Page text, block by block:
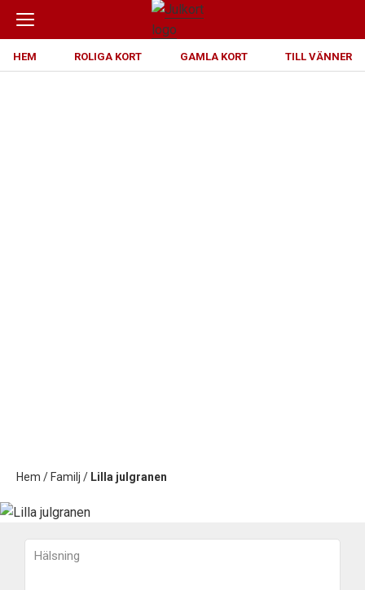
HEM ROLIGA KORT GAMLA KORT TILL VÄNNER
Hem / Familj / Lilla julgranen